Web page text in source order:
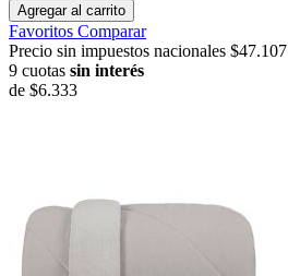
Agregar al carrito
Favoritos Comparar
Precio sin impuestos nacionales $47.107
9 cuotas sin interés
de $6.333